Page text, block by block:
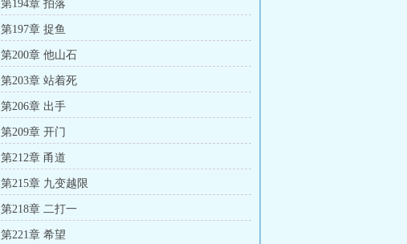
第194章 拍落
第197章 捉鱼
第200章 他山石
第203章 站着死
第206章 出手
第209章 开门
第212章 甬道
第215章 九变越限
第218章 二打一
第221章 希望